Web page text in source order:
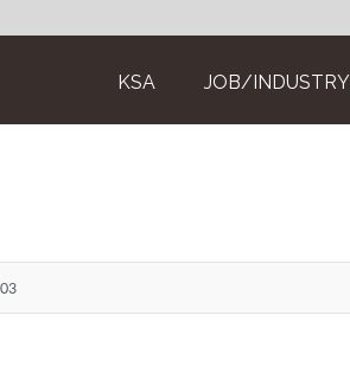
KSA JOB/INDUSTRY